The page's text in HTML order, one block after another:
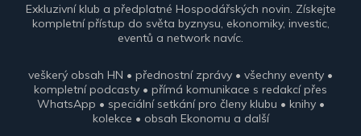
Exkluzivní klub a předplatné Hospodářských novin. Získejte
kompletní přístup do světa byznysu, ekonomiky, investic,
eventů a network navíc.
veškerý obsah HN • přednostní zprávy • všechny eventy •
kompletní podcasty • přímá komunikace s redakcí přes
WhatsApp • speciální setkání pro členy klubu • knihy •
kolekce • obsah Ekonomu a další